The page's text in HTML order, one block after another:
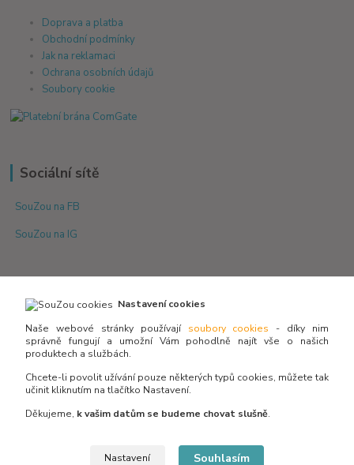
Doprava a platba
Obchodní podmínky
Jak na reklamaci
Ochrana osobních údajů
Soubory cookie
Sociální sítě
SouZou na FB
SouZou na IG
Není skladem? Potřebujete poradit s výběrem?
Zeptejte se:
Nastavení cookies
Naše webové stránky používají soubory cookies - díky nim
správně fungují a umožní Vám pohodlně najít vše o našich
produktech a službách.
Chcete-li povolit užívání pouze některých typů cookies, můžete tak
učinit kliknutím na tlačítko Nastavení.
Děkujeme, k vašim datům se budeme chovat slušně.
Nastavení Souhlasím